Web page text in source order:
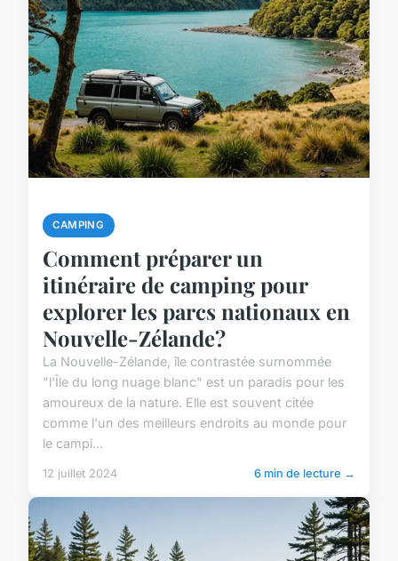
CAMPING
Comment préparer un
itinéraire de camping pour
explorer les parcs nationaux en
Nouvelle-Zélande?
La Nouvelle-Zélande, île contrastée surnommée
"l'Île du long nuage blanc" est un paradis pour les
amoureux de la nature. Elle est souvent citée
comme l'un des meilleurs endroits au monde pour
le campi...
12 juillet 2024 6 min de lecture →